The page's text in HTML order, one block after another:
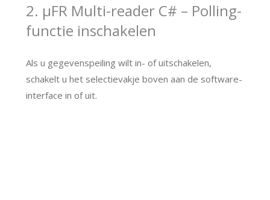
2. μFR Multi-reader C# – Polling-
functie inschakelen
Als u gegevenspeiling wilt in- of uitschakelen,
schakelt u het selectievakje boven aan de software-
interface in of uit.